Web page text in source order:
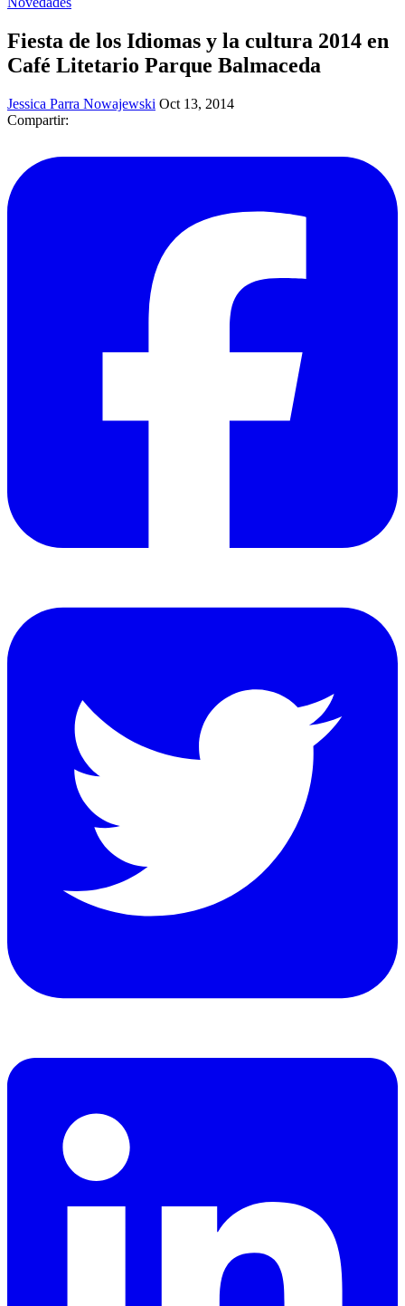
Fiesta de los Idiomas y la cultura 2014 en
Café Litetario Parque Balmaceda
Jessica Parra Nowajewski Oct 13, 2014
Compartir: